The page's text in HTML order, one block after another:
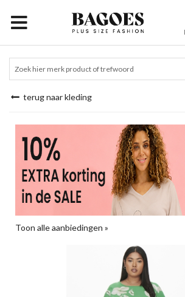
terug naar kleding
Toon alle aanbiedingen »